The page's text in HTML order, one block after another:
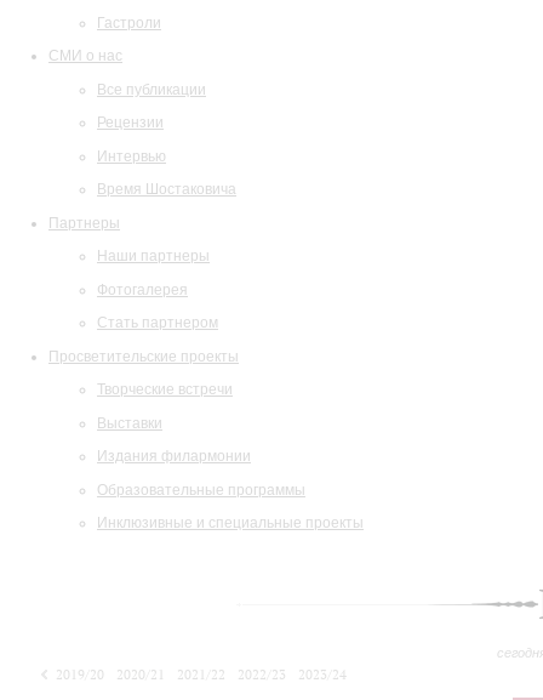
Гастроли
СМИ о нас
Все публикации
Рецензии
Интервью
Время Шостаковича
Партнеры
Наши партнеры
Фотогалерея
Стать партнером
Просветительские проекты
Творческие встречи
Выставки
Издания филармонии
Образовательные программы
Инклюзивные и специальные проекты
2019/20 2020/21 2021/22 2022/23
2023/24